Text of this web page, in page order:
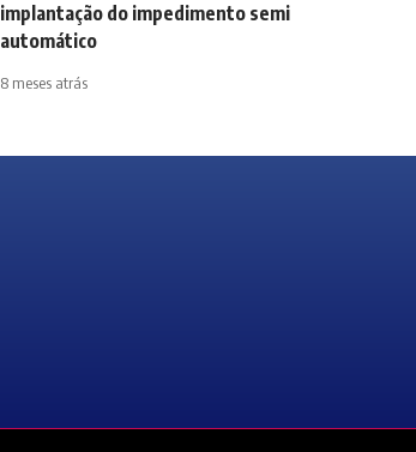
implantação do impedimento semi
automático
8 meses atrás